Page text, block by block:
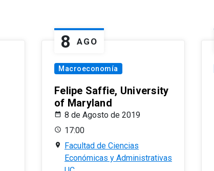
8 AGO
Macroeconomía
Felipe Saffie, University
of Maryland
8 de Agosto de 2019
17:00
Facultad de Ciencias
Económicas y Administrativas